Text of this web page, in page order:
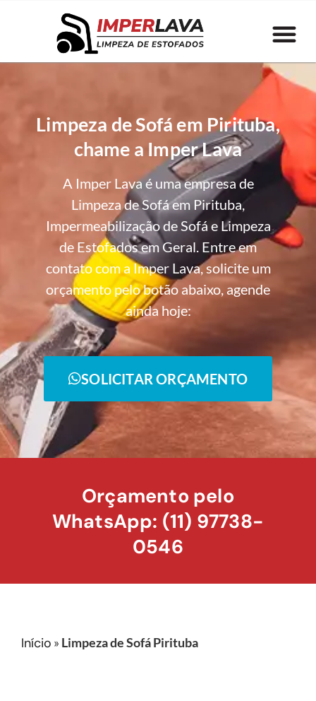
Limpeza de Sofá em Pirituba,
chame a Imper Lava
A Imper Lava é uma empresa de
Limpeza de Sofá em Pirituba,
Impermeabilização de Sofá e Limpeza
de Estofados em Geral. Entre em
contato com a Imper Lava, solicite um
orçamento pelo botão abaixo, agende
ainda hoje:
SOLICITAR ORÇAMENTO
Orçamento pelo
WhatsApp: (11) 97738-
0546
Início » Limpeza de Sofá Pirituba